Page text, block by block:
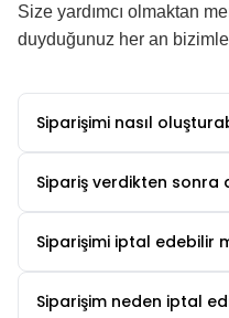
Size yardımcı olmaktan
duyduğunuz her an
Siparişimi nasıl
Sipariş verdikten sonra
Siparişimi iptal edebilir
Siparişim neden iptal